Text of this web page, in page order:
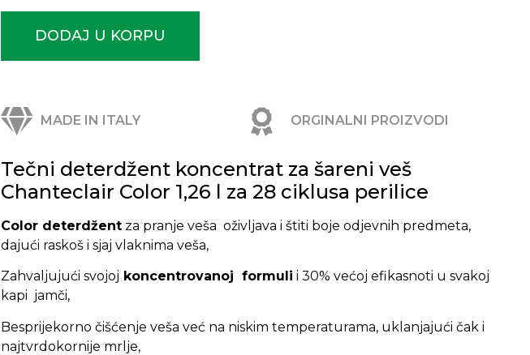
DODAJ U KORPU
MADE IN ITALY ORGINALNI PROIZVODI
Tečni deterdžent koncentrat za šareni veš
Chanteclair Color 1,26 l za 28 ciklusa perilice
Color deterdžent za pranje veša oživljava i štiti boje odjevnih predmeta,
dajući raskoš i sjaj vlaknima veša,
Zahvaljujući svojoj koncentrovanoj formuli i 30% većoj efikasnoti u svakoj
kapi jamči,
Besprijekorno čišćenje veša već na niskim temperaturama, uklanjajući čak i
najtvrdokornije mrlje,